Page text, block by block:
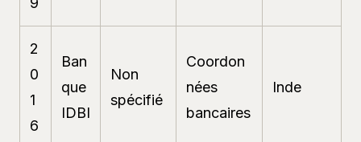
2
0
1
6
Ban
que
IDBI
Non
spécifié
Coordon
nées
bancaires
Inde